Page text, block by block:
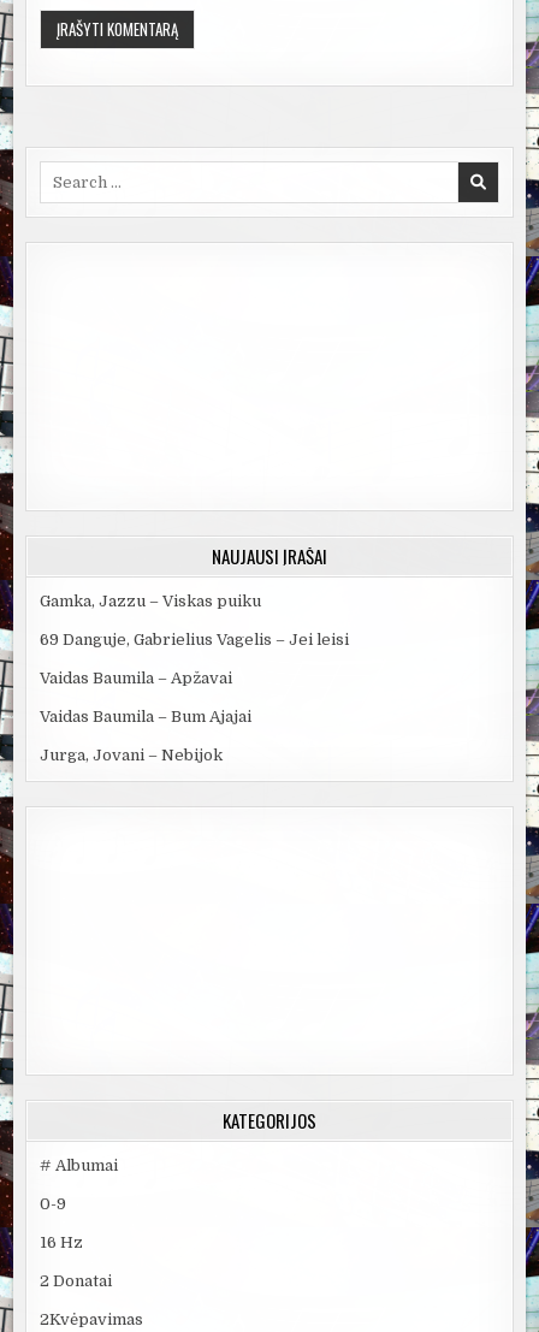
NAUJAUSI ĮRAŠAI
Gamka, Jazzu – Viskas puiku
69 Danguje, Gabrielius Vagelis – Jei leisi
Vaidas Baumila – Apžavai
Vaidas Baumila – Bum Ajajai
Jurga, Jovani – Nebijok
KATEGORIJOS
# Albumai
0-9
16 Hz
2 Donatai
2Kvėpavimas